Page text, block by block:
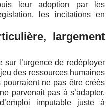
leur adoption par les
les incitations en
largement
sur l’urgence de redéployer
des ressources humaines
ne pas être créés
parvenait pas à s’adapter.
imputable juste à